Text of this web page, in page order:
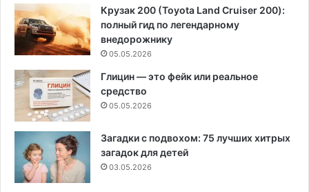
Крузак 200 (Toyota Land Cruiser 200):
полный гид по легендарному
внедорожнику
05.05.2026
Глицин — это фейк или реальное
средство
05.05.2026
Загадки с подвохом: 75 лучших хитрых
загадок для детей
03.05.2026